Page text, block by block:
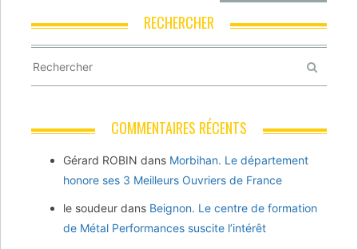
RECHERCHER
COMMENTAIRES RÉCENTS
Gérard ROBIN dans Morbihan. Le département
honore ses 3 Meilleurs Ouvriers de France
le soudeur dans Beignon. Le centre de formation
de Métal Performances suscite l’intérêt